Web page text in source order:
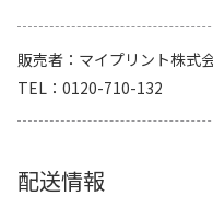
販売者
マイプリント株式
TEL
0120-710-132
配送情報